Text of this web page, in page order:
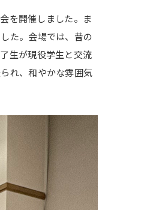
を開催しました。ま
た。会場では、昔の
生が現役学生と交流
れ、和やかな雰囲気